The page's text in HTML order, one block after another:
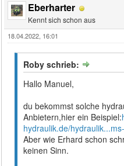
Eberharter
Kennt sich schon aus
18.04.2022, 16:01
Roby schrieb:
Hallo Manuel,
du bekommst solche
Anbietern,hier ein Beispiel:
hydraulik.de/
Aber wie Erhard schon
keinen Sinn.